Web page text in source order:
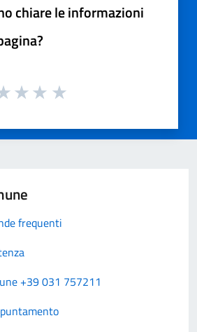
chiare le informazioni
frequenti
+39 031 757211